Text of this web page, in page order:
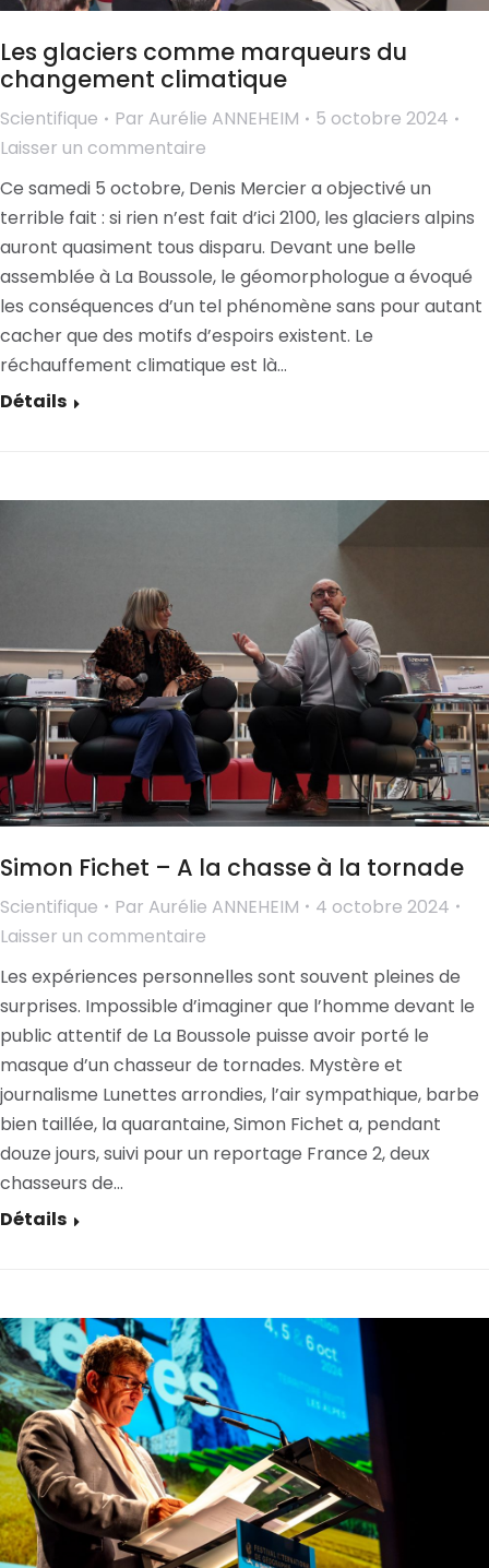
Les glaciers comme marqueurs du
changement climatique
Scientifique Par Aurélie ANNEHEIM
5 octobre 2024
Laisser un commentaire
Ce samedi 5 octobre, Denis Mercier a objectivé un
terrible fait : si rien n’est fait d’ici 2100, les glaciers alpins
auront quasiment tous disparu. Devant une belle
assemblée à La Boussole, le géomorphologue a évoqué
les conséquences d’un tel phénomène sans pour autant
cacher que des motifs d’espoirs existent. Le
réchauffement climatique est là…
Détails
Simon Fichet – A la chasse à la tornade
Scientifique Par Aurélie ANNEHEIM
4 octobre 2024
Laisser un commentaire
Les expériences personnelles sont souvent pleines de
surprises. Impossible d’imaginer que l’homme devant le
public attentif de La Boussole puisse avoir porté le
masque d’un chasseur de tornades. Mystère et
journalisme Lunettes arrondies, l’air sympathique, barbe
bien taillée, la quarantaine, Simon Fichet a, pendant
douze jours, suivi pour un reportage France 2, deux
chasseurs de…
Détails